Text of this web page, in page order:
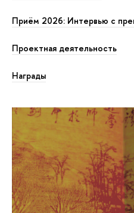
Приём 2026: Интервью с
Проектная деятельность
Награды